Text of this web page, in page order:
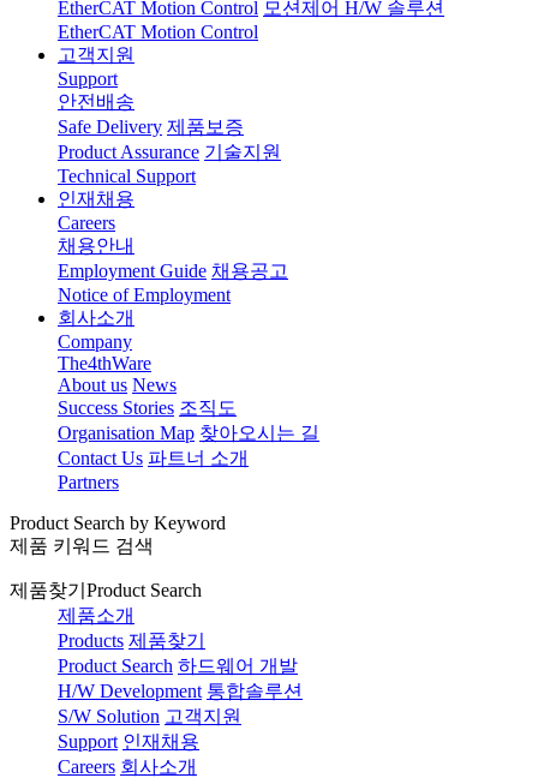
EtherCAT Motion Control 모션제어 H/W 솔루션
EtherCAT Motion Control
고객지원
Support
안전배송
Safe Delivery 제품보증
Product Assurance 기술지원
Technical Support
인재채용
Careers
채용안내
Employment Guide 채용공고
Notice of Employment
회사소개
Company
The4thWare
About us News
Success Stories 조직도
Organisation Map 찾아오시는 길
Contact Us 파트너 소개
Partners
Product Search by Keyword
제품 키워드 검색
제품찾기 Product Search
제품소개
Products 제품찾기
Product Search 하드웨어 개발
H/W Development 통합솔루션
S/W Solution 고객지원
Support 인재채용
Careers 회사소개